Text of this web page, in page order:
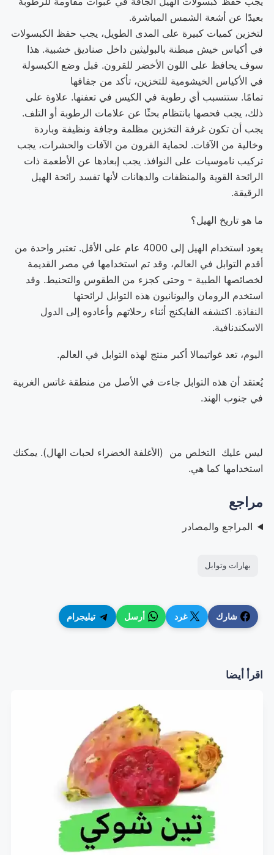
بعيدًا عن أشعة الشمس المباشرة.
لتخزين كميات كبيرة على المدى الطويل، يجب حفظ الكبسولات
في أكياس خيش مبطنة بالبوليثين داخل صناديق خشبية. هذا
سوف يحافظ على اللون الأخضر للقرون. قبل وضع الكبسولة
في الأكياس الخيشومية للتخزين، تأكد من جفافها
تمامًا. ستتسبب أي رطوبة في الكيس في تعفنها. علاوة على
ذلك، يجب فحصها بانتظام بحثًا عن علامات الرطوبة أو التلف.
يجب أن تكون غرفة التخزين مظلمة وجافة ونظيفة وباردة
وخالية من الآفات. لحماية القرون من الآفات والحشرات، يجب
تركيب ناموسيات على النوافذ. يجب إبعادها عن الأطعمة ذات
الرائحة القوية والمنظفات والدهانات لأنها تفسد رائحة الهيل
الرقيقة.
ما هو تاريخ الهيل؟
يعود استخدام الهيل إلى 4000 عام على الأقل. تعتبر واحدة من
أقدم التوابل في العالم، وقد تم استخدامها في مصر القديمة
لخصائصها الطبية - وحتى كجزء من الطقوس والتحنيط. وقد
استخدم الرومان واليونانيون هذه التوابل لرائحتها
النفاذة. اكتشفه الفايكنج أثناء رحلاتهم وأعادوه إلى الدول
الاسكندنافية.
اليوم، تعد غواتيمالا أكبر منتج لهذه التوابل في العالم.
يُعتقد أن هذه التوابل جاءت في الأصل من منطقة غاتس الغربية
في جنوب الهند.
ليس عليك التخلص من (الأغلفة الخضراء لحبات الهال). يمكنك
استخدامها كما هي.
مراجع
المراجع والمصادر
بهارات وتوابل
شارك غرد أرسل تيليجرام
اقرأ أيضا